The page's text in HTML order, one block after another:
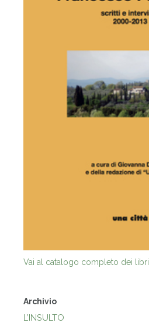
Vai al catalogo completo dei libri
Archivio
L’INSULTO